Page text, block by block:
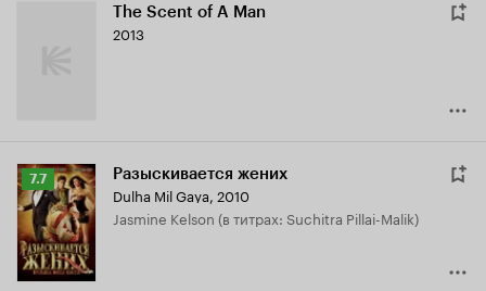
The Scent of A Man
2013
Рейтинг
Кинопоиска
7.7
7.7 Разыскивается жених
Dulha Mil Gaya, 2010
Jasmine Kelson (в титрах: Suchitra Pillai-Malik)